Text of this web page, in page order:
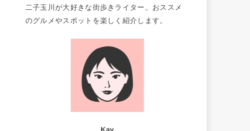
二子玉川が大好きな街歩きライター。おススメ
のグルメやスポットを楽しく紹介します。